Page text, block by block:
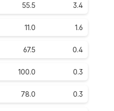
55.5 3.4
11.0 1.6
67.5 0.4
100.0 0.3
78.0 0.3